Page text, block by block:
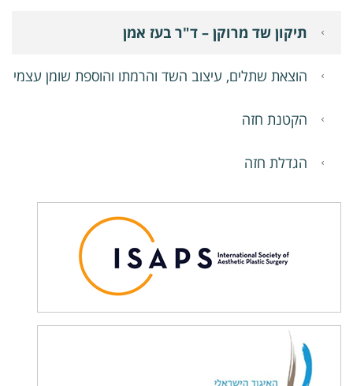
תיקון שד מרוקן – ד"ר בעז אמן
הוצאת שתלים, עיצוב השד והרמתו והוספת שומן עצמי
הקטנת חזה
הגדלת חזה